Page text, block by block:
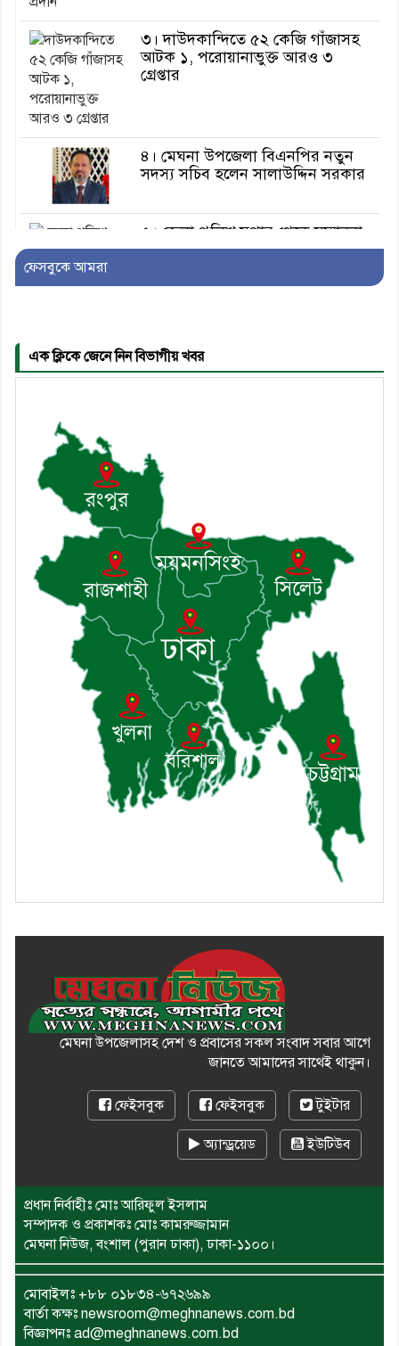
৩। দাউদকান্দিতে ৫২ কেজি গাঁজাসহ
আটক ১, পরোয়ানাভুক্ত আরও ৩
গ্রেপ্তার
৪। মেঘনা উপজেলা বিএনপির নতুন
সদস্য সচিব হলেন সালাউদ্দিন সরকার
৫। জেলা পুলিশ সুপার থেকে সম্মাননা
পেলেন দাউদকান্দি মডেল থানার
৬। দাউদকান্দিতে উপজেলা আইন-
৭। দাউদকান্দিতে মুচি সম্প্রদায়ের
খোঁজখবর নিলেন ড. খন্দকার মারুফ
হোসেন
৮। মেঘনায় আইন-শৃঙ্খলা কমিটির
মাসিক সভা অনুষ্ঠিত
৯। জাতীয় নেতা ড. খন্দকার
মোশাররফ হোসেনের মূল্যায়ন কোথায়
এবং একটি বিশ্লেষণ
১০। দাউদকান্দিতে ইউপি সদস্যকে
মারধরের চেষ্টা ও প্রাণনাশের হুমকির
অভিযোগ
ফেসবুকে আমরা
এক ক্লিকে জেনে নিন বিভাগীয় খবর
মেঘনা উপজেলাসহ দেশ ও প্রবাসের সকল সংবাদ সবার আগে
জানতে আমাদের সাথেই থাকুন।
ফেইসবুক ফেইসবুক টুইটার
অ্যান্ড্রয়েড ইউটিউব
প্রধান নির্বাহীঃ মোঃ আরিফুল ইসলাম
সম্পাদক ও প্রকাশকঃ মোঃ কামরুজ্জামান
মেঘনা নিউজ, বংশাল (পুরান ঢাকা), ঢাকা-১১০০।
মোবাইলঃ +৮৮ ০১৮৩৪-৬৭২৬৯৯
বার্তা কক্ষঃ newsroom@meghnanews.com.bd
বিজ্ঞাপনঃ ad@meghnanews.com.bd